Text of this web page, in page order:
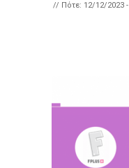
// Πότε: 12/12/2023 -